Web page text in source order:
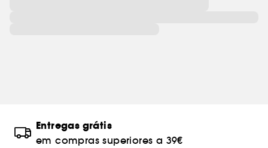
Entregas grátis
em compras superiores a 39€